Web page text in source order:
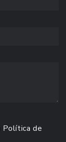
Política de